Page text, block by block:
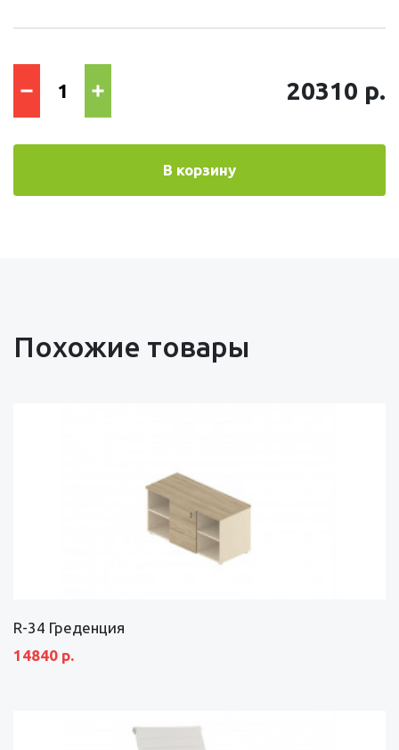
20310 р.
В корзину
Похожие товары
R-34 Греденция
14840 р.